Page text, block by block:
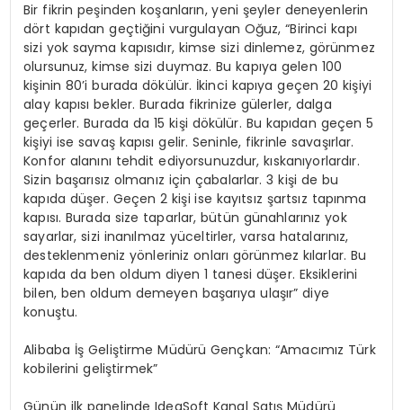
Bir fikrin peşinden koşanların, yeni şeyler deneyenlerin
dört kapıdan geçtiğini vurgulayan Oğuz, “Birinci kapı
sizi yok sayma kapısıdır, kimse sizi dinlemez, görünmez
olursunuz, kimse sizi duymaz. Bu kapıya gelen 100
kişinin 80’i burada dökülür. İkinci kapıya geçen 20 kişiyi
alay kapısı bekler. Burada fikrinize gülerler, dalga
geçerler. Burada da 15 kişi dökülür. Bu kapıdan geçen 5
kişiyi ise savaş kapısı gelir. Seninle, fikrinle savaşırlar.
Konfor alanını tehdit ediyorsunuzdur, kıskanıyorlardır.
Sizin başarısız olmanız için çabalarlar. 3 kişi de bu
kapıda düşer. Geçen 2 kişi ise kayıtsız şartsız tapınma
kapısı. Burada size taparlar, bütün günahlarınız yok
sayarlar, sizi inanılmaz yüceltirler, varsa hatalarınız,
desteklenmeniz yönleriniz onları görünmez kılarlar. Bu
kapıda da ben oldum diyen 1 tanesi düşer. Eksiklerini
bilen, ben oldum demeyen başarıya ulaşır” diye
konuştu.
Alibaba İş Geliştirme Müdürü Gençkan: “Amacımız Türk
kobilerini geliştirmek”